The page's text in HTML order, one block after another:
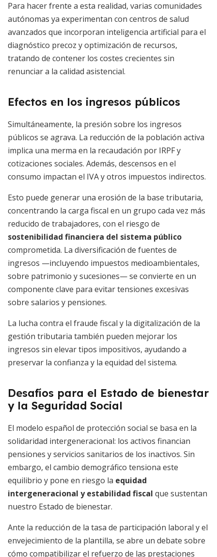
Para hacer frente a esta realidad, varias comunidades
autónomas ya experimentan con centros de salud
avanzados que incorporan inteligencia artificial para el
diagnóstico precoz y optimización de recursos,
tratando de contener los costes crecientes sin
renunciar a la calidad asistencial.
Efectos en los ingresos públicos
Simultáneamente, la presión sobre los ingresos
públicos se agrava. La reducción de la población activa
implica una merma en la recaudación por IRPF y
cotizaciones sociales. Además, descensos en el
consumo impactan el IVA y otros impuestos indirectos.
Esto puede generar una erosión de la base tributaria,
concentrando la carga fiscal en un grupo cada vez más
reducido de trabajadores, con el riesgo de
sostenibilidad financiera del sistema público
comprometida. La diversificación de fuentes de
ingresos —incluyendo impuestos medioambientales,
sobre patrimonio y sucesiones— se convierte en un
componente clave para evitar tensiones excesivas
sobre salarios y pensiones.
La lucha contra el fraude fiscal y la digitalización de la
gestión tributaria también pueden mejorar los
ingresos sin elevar tipos impositivos, ayudando a
preservar la confianza y la equidad del sistema.
Desafíos para el Estado de bienestar
y la Seguridad Social
El modelo español de protección social se basa en la
solidaridad intergeneracional: los activos financian
pensiones y servicios sanitarios de los inactivos. Sin
embargo, el cambio demográfico tensiona este
equilibrio y pone en riesgo la equidad
intergeneracional y estabilidad fiscal que sustentan
nuestro Estado de bienestar.
Ante la reducción de la tasa de participación laboral y el
envejecimiento de la plantilla, se abre un debate sobre
cómo compatibilizar el refuerzo de las prestaciones